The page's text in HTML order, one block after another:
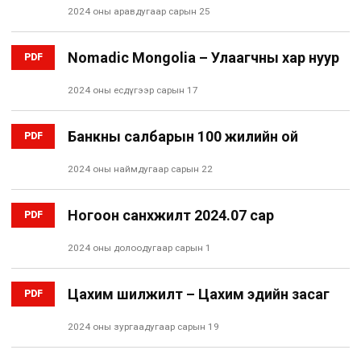
2024 оны аравдугаар сарын 25
PDF Nomadic Mongolia – Улаагчны хар нуур
2024 оны есдүгээр сарын 17
PDF Банкны салбарын 100 жилийн ой
2024 оны наймдугаар сарын 22
PDF Ногоон санхүүжилт 2024.07 сар
2024 оны долоодугаар сарын 1
PDF Цахим шилжилт – Цахим эдийн засаг
2024 оны зургаадугаар сарын 19